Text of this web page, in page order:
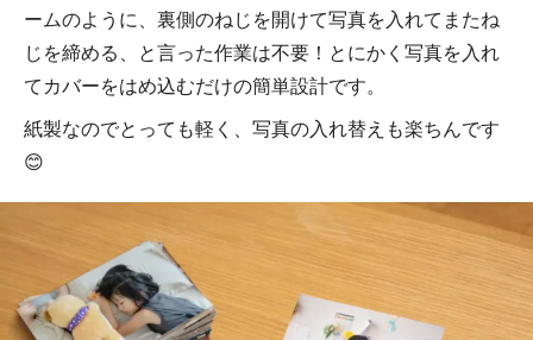
ームのように、裏側のねじを開けて写真を入れてまたね
じを締める、と言った作業は不要！とにかく写真を入れ
てカバーをはめ込むだけの簡単設計です。
紙製なのでとっても軽く、写真の入れ替えも楽ちんです
😊